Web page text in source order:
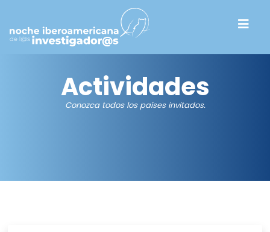
Actividades
Conozca todos los países invitados.